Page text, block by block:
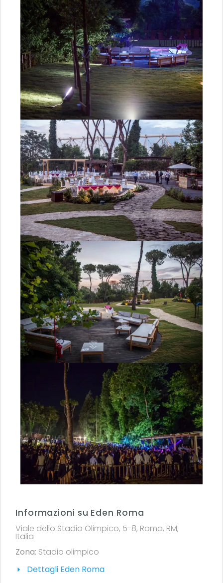
Informazioni su Eden Roma
Viale dello Stadio Olimpico, 5-8, Roma, RM,
Italia
Zona: Stadio olimpico
Dettagli Eden Roma